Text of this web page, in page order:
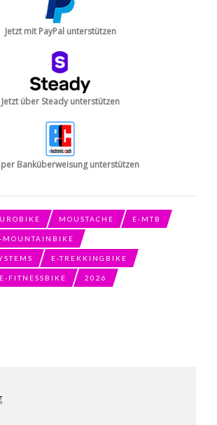
Jetzt mit PayPal unterstützen
Jetzt über Steady unterstützen
per Banküberweisung unterstützen
MOUSTACHE E-MTB
MOUNTAINBIKE
E-TREKKINGBIKE
E-FITNESSBIKE 2026